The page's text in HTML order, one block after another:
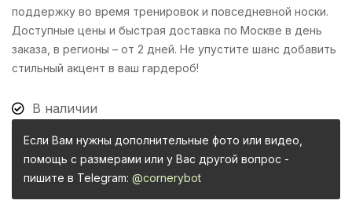
поддержку во время тренировок и повседневной носки.
Доступные цены и быстрая доставка по Москве в день
заказа, в регионы – от 2 дней. Не упустите шанс добавить
стильный акцент в ваш гардероб!
В наличии
Если Вам нужны дополнительные фото или видео,
помощь с размерами или у Вас другой вопрос -
пишите в Telegram: @cornerybot